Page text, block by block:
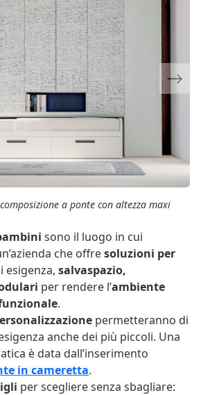
a ponte con altezza maxi
Next
sono il luogo in cui
che offresoluzioni per
esigenza, salvaspazio,
per rendere l’ambiente
.
permetteranno di
anche dei più piccoli. Una
è data dall’inserimento
in cameretta.
per scegliere senza sbagliare: